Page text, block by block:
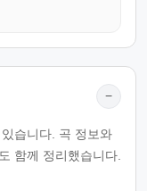
−
습니다. 곡 정보와
함께 정리했습니다.